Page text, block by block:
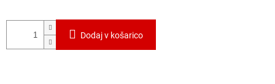
Dodaj v košarico